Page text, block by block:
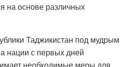
на основе различных
Таджикистан под мудрым
нации с первых дней
необходимые меры для